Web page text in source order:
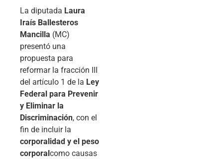
La diputada Laura
Iraís Ballesteros
Mancilla (MC)
presentó una
propuesta para
reformar la fracción III
del artículo 1 de la Ley
Federal para Prevenir
y Eliminar la
Discriminación, con el
fin de incluir la
corporalidad y el peso
corporal como causas